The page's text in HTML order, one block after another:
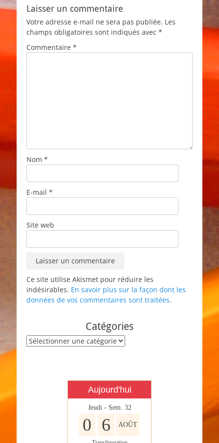
Laisser un commentaire
Votre adresse e-mail ne sera pas publiée. Les
champs obligatoires sont indiqués avec *
Commentaire *
Nom *
E-mail *
Site web
Ce site utilise Akismet pour réduire les
indésirables. En savoir plus sur la façon dont les
données de vos commentaires sont traitées.
Catégories
Catégories
Aujourd'hui
Jeudi - Sem. 32
0 6 AOÛT